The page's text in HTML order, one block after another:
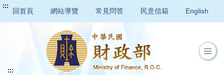
:::
回首頁 網站導覽 常見問答 民意信箱 English
:::